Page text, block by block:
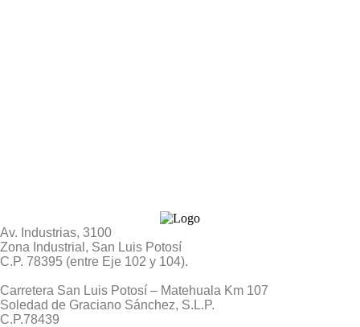
Av. Industrias, 3100
Zona Industrial, San Luis Potosí
C.P. 78395 (entre Eje 102 y 104).
Carretera San Luis Potosí – Matehuala Km 107
Soledad de Graciano Sánchez, S.L.P.
C.P.78439